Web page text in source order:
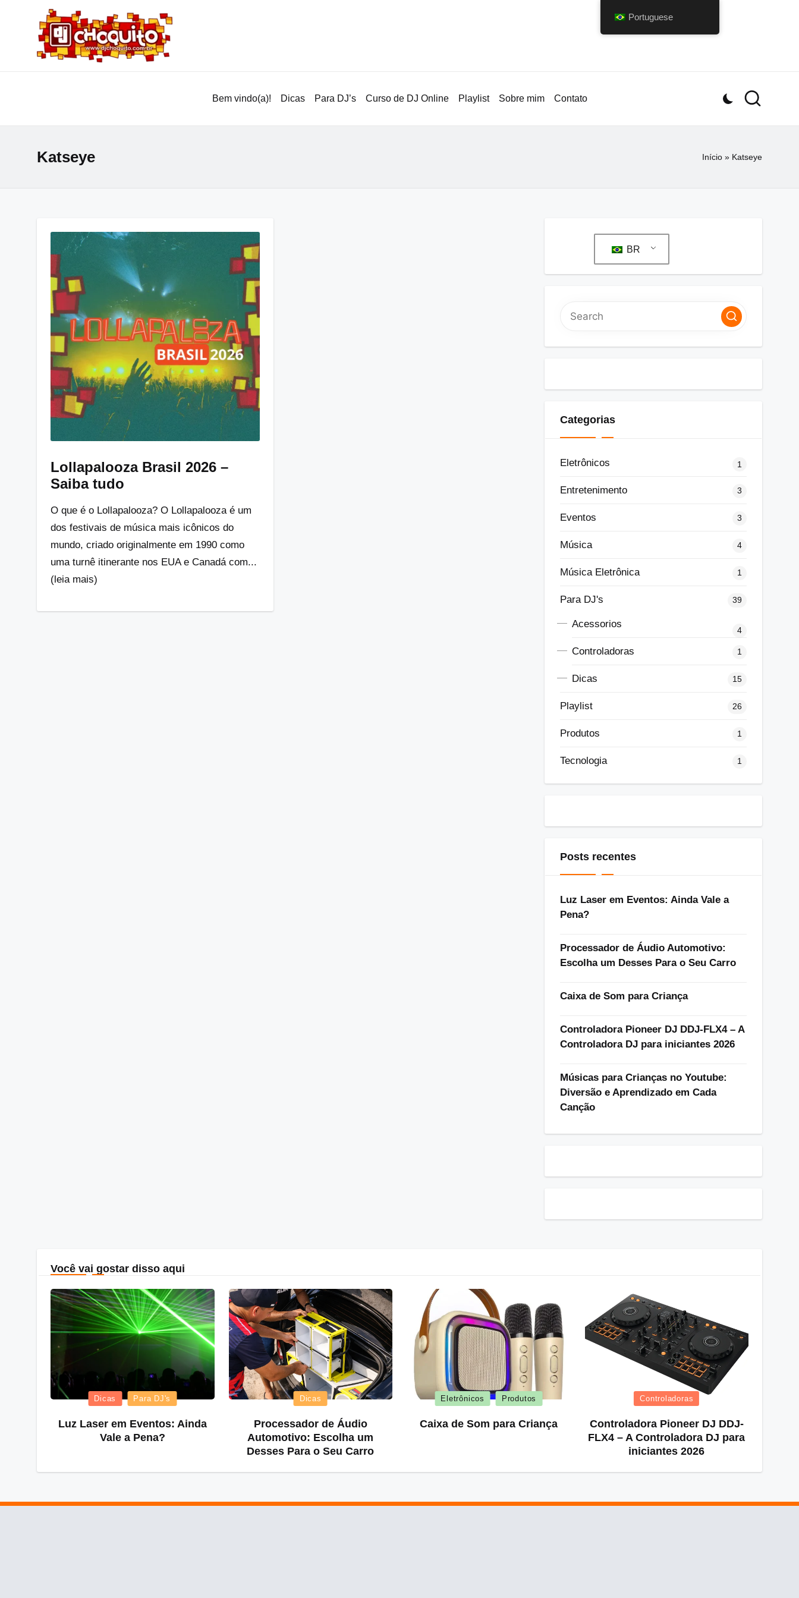
Bem vindo(a)! Dicas Para DJ’s Curso de DJ Online Playlist Sobre mim Contato
Katseye Início » Katseye
Lollapalooza Brasil 2026 –
Saiba tudo
O que é o Lollapalooza? O Lollapalooza é um
dos festivais de música mais icônicos do
mundo, criado originalmente em 1990 como
uma turnê itinerante nos EUA e Canadá com...
(leia mais)
BR
Categorias
Eletrônicos 1
Entretenimento 3
Eventos 3
Música 4
Música Eletrônica 1
Para DJ's 39
Acessorios
4
Controladoras 1
Dicas 15
Playlist 26
Produtos 1
Tecnologia 1
Posts recentes
Luz Laser em Eventos: Ainda Vale a
Pena?
Processador de Áudio Automotivo:
Escolha um Desses Para o Seu Carro
Caixa de Som para Criança
Controladora Pioneer DJ DDJ-FLX4 – A
Controladora DJ para iniciantes 2026
Músicas para Crianças no Youtube:
Diversão e Aprendizado em Cada
Canção
Você vai gostar disso aqui
Posted
Dicas Para DJ's
Luz Laser em Eventos: Ainda
Vale a Pena?
Posted
Dicas
Processador de Áudio
Automotivo: Escolha um
Desses Para o Seu Carro
Posted
Eletrônicos Produtos
Caixa de Som para Criança
Posted
Controladoras
Controladora Pioneer DJ DDJ-
FLX4 – A Controladora DJ para
iniciantes 2026
Portuguese